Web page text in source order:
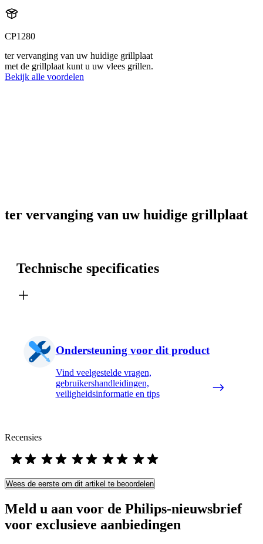
CP1280
ter vervanging van uw huidige grillplaat
met de grillplaat kunt u uw vlees grillen.
Bekijk alle voordelen
ter vervanging van uw huidige grillplaat
Technische specificaties
Ondersteuning voor dit product
Vind veelgestelde vragen,
gebruikershandleidingen,
veiligheidsinformatie en tips
Recensies
Wees de eerste om dit artikel te beoordelen
Meld u aan voor de Philips-nieuwsbrief
voor exclusieve aanbiedingen